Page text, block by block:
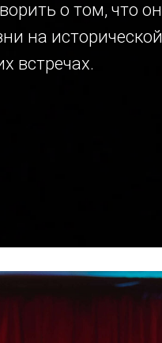
о том, что он
на исторической
встречах.